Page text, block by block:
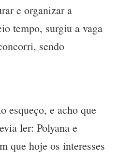
e organizar a
tempo, surgiu a vaga
sendo
esqueço, e acho que
ler: Polyana e
que hoje os interesses